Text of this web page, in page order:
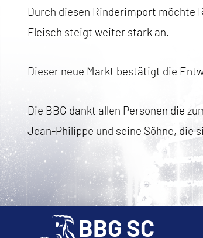
Durch diesen Rinderimport möchte
Fleisch steigt weiter stark an.
Dieser neue Markt bestätigt die
Die BBG dankt allen Personen die
Jean-Philippe und seine Söhne, die
BBG SC